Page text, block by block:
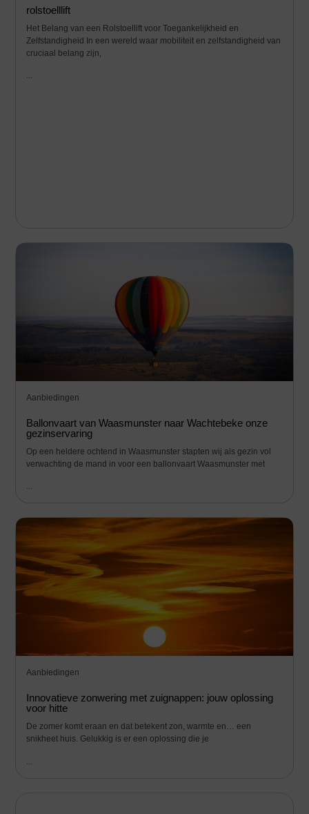
rolstoelllift
Het Belang van een Rolstoellift voor Toegankelijkheid en
Zelfstandigheid In een wereld waar mobiliteit en zelfstandigheid van
cruciaal belang zijn,
...
Aanbiedingen
Ballonvaart van Waasmunster naar Wachtebeke onze
gezinservaring
Op een heldere ochtend in Waasmunster stapten wij als gezin vol
verwachting de mand in voor een ballonvaart Waasmunster met
...
Aanbiedingen
Innovatieve zonwering met zuignappen: jouw oplossing
voor hitte
De zomer komt eraan en dat betekent zon, warmte en… een
snikheet huis. Gelukkig is er een oplossing die je